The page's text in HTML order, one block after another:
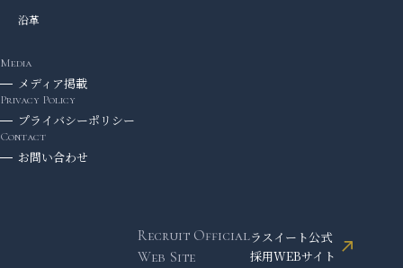
沿革
メディア掲載
プライバシーポリシー
お問い合わせ
Recruit Official
Web Site
ラスイート公式
採用WEBサイト